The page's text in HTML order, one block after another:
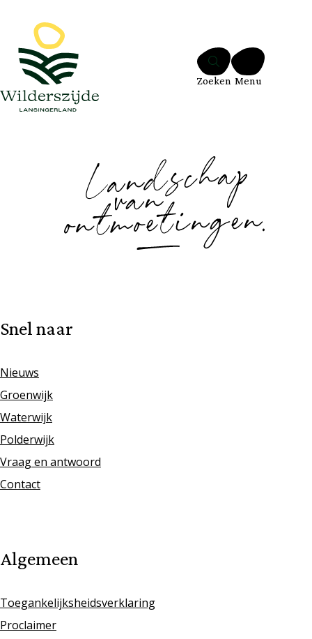
Ga naar de inhoud
Zoeken Menu
Snel naar
Nieuws
Groenwijk
Waterwijk
Polderwijk
Vraag en antwoord
Contact
Algemeen
Toegankelijksheidsverklaring
Proclaimer